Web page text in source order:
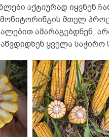
აქტიურად იყვნენ
მთელ
ამარაგებდნენ,
ყველა საჭირო